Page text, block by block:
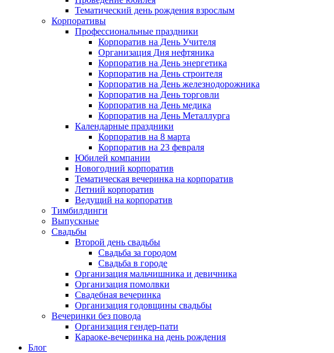
Тематический день рождения взрослым
Корпоративы
Профессиональные праздники
Корпоратив на День Учителя
Организация Дня нефтяника
Корпоратив на День энергетика
Корпоратив на День строителя
Корпоратив на День железнодорожника
Корпоратив на День торговли
Корпоратив на День медика
Корпоратив на День Металлурга
Календарные праздники
Корпоратив на 8 марта
Корпоратив на 23 февраля
Юбилей компании
Новогодний корпоратив
Тематическая вечеринка на корпоратив
Летний корпоратив
Ведущий на корпоратив
Тимбилдинги
Выпускные
Свадьбы
Второй день свадьбы
Свадьба за городом
Свадьба в городе
Организация мальчишника и девичника
Организация помолвки
Свадебная вечеринка
Организация годовщины свадьбы
Вечеринки без повода
Организация гендер-пати
Караоке-вечеринка на день рождения
Блог